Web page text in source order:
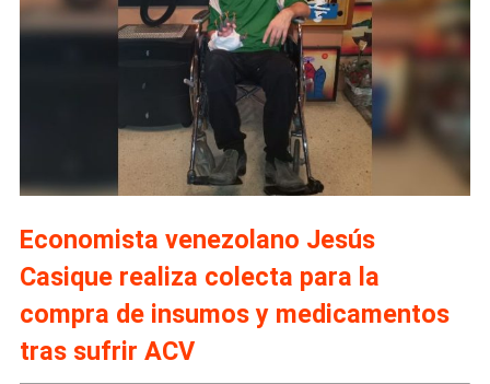
Economista venezolano Jesús
Casique realiza colecta para la
compra de insumos y medicamentos
tras sufrir ACV